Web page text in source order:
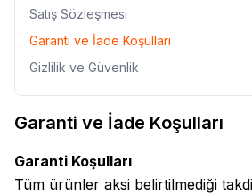
Satış Sözleşmesi
Garanti ve İade Koşulları
Gizlilik ve Güvenlik
Garanti ve İade Koşulları
Garanti Koşulları
Tüm ürünler aksi belirtilmediği